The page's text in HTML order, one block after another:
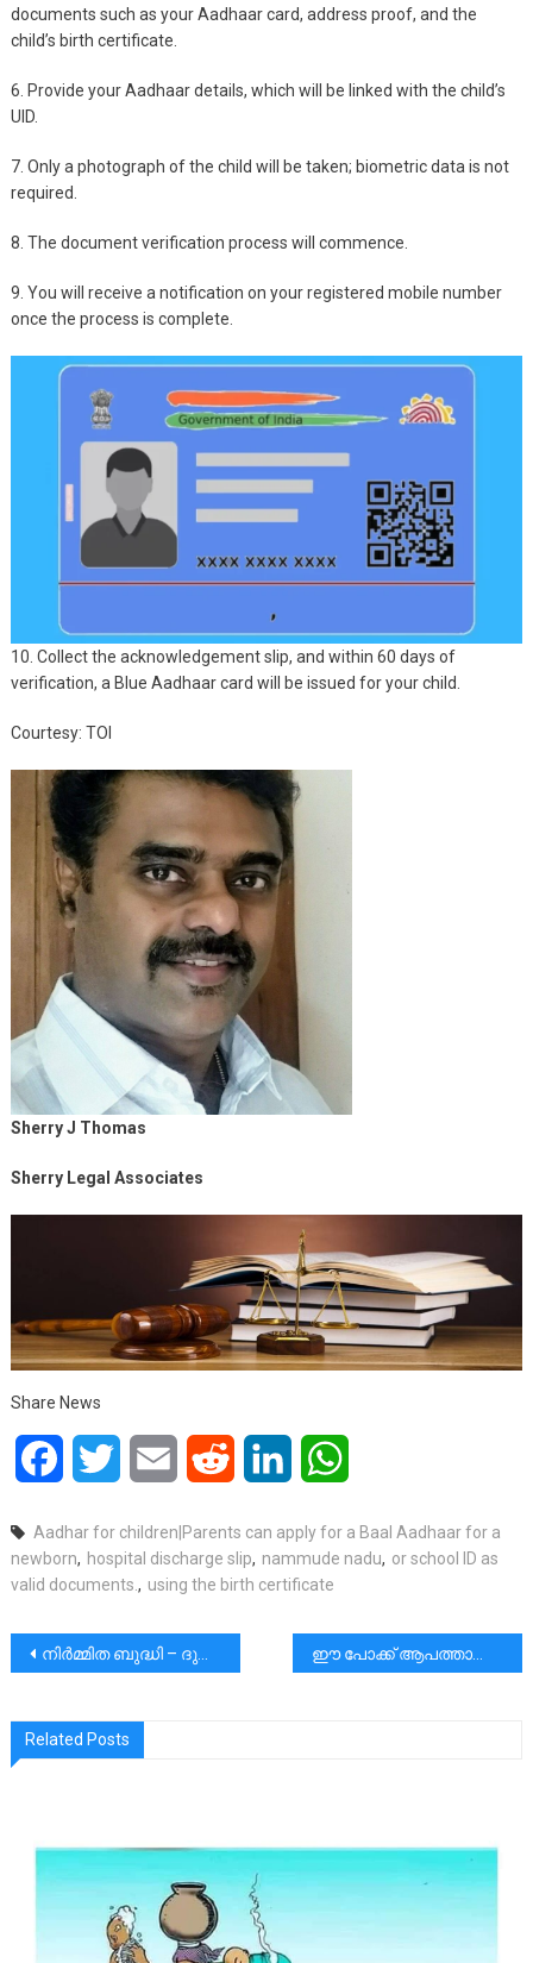
documents such as your Aadhaar card, address proof, and the
child’s birth certificate.
6. Provide your Aadhaar details, which will be linked with the child’s
UID.
7. Only a photograph of the child will be taken; biometric data is not
required.
8. The document verification process will commence.
9. You will receive a notification on your registered mobile number
once the process is complete.
10. Collect the acknowledgement slip, and within 60 days of
verification, a Blue Aadhaar card will be issued for your child.
Courtesy: TOI
Sherry J Thomas
Sherry Legal Associates
Share News
FacebookTwitter Email Reddit LinkedIn
Aadhar for children|Parents can apply for a Baal Aadhaar for a
newborn, hospital discharge slip, nammude nadu, or school ID as
valid documents. , using the birth certificate
പോസ്റ്റുകളിലൂടെ
നിർമ്മിത ബുദ്ധി – ദുബായിൽ നിന്നും പഠിക്കാവുന്ന കാര്യങ്ങൾ|മുരളി തുമ്മാരുകുടി ഈ പോക്ക്‌ ആപത്താണ്. ഇത് കേരളത്തെ നശിപ്പിക്കും. വിരാമം ഇടണം.|പല സ്വയം പ്രഖ്യാപിത ട്രൈനെർമാരും മോട്ടിവേറ്ററുമാരും അനിൽ ബാലചന്ദ്രന്റെ അനിയൻ സഹോദരന്മാരെപോലെയാണ്.
Related Posts